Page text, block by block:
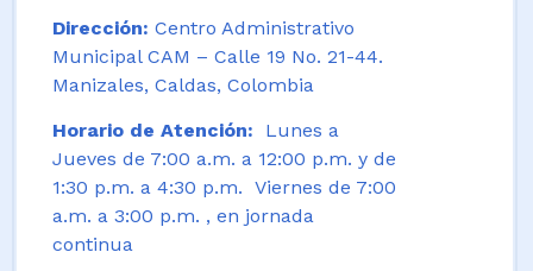
Dirección: Centro Administrativo
Municipal CAM – Calle 19 No. 21-44.
Manizales, Caldas, Colombia
Horario de Atención: Lunes a
Jueves de 7:00 a.m. a 12:00 p.m. y de
1:30 p.m. a 4:30 p.m. Viernes de 7:00
a.m. a 3:00 p.m. , en jornada
continua